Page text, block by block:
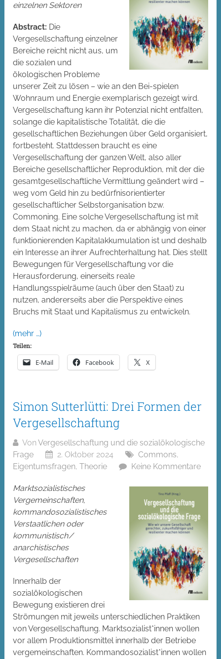
einzelnen Sektoren
Abstract: Die
Vergesellschaftung einzelner
Bereiche reicht nicht aus, um
die sozialen und
ökologischen Probleme
unserer Zeit zu lösen – wie an den Bei-spielen
Wohnraum und Energie exemplarisch gezeigt wird.
Vergesellschaftung kann ihr Potenzial nicht entfalten,
solange die kapitalistische Totalität, die die
gesellschaftlichen Beziehungen über Geld organisiert,
fortbesteht. Stattdessen braucht es eine
Vergesellschaftung der ganzen Welt, also aller
Bereiche gesellschaftlicher Reproduktion, mit der die
gesamtgesellschaftliche Vermittlung geändert wird –
weg vom Geld hin zu bedürfnisorientierter
gesellschaftlicher Selbstorganisation bzw.
Commoning. Eine solche Vergesellschaftung ist mit
dem Staat nicht zu machen, da er abhängig von einer
funktionierenden Kapitalakkumulation ist und deshalb
ein Interesse an ihrer Aufrechterhaltung hat. Dies stellt
Bewegungen für Vergesellschaftung vor die
Herausforderung, einerseits reale
Handlungsspielräume (auch über den Staat) zu
nutzen, andererseits aber die Perspektive eines
Bruchs mit Staat und Kapitalismus zu entwickeln.
(mehr …)
Teilen:
E-Mail Facebook X
Simon Sutterlütti: Drei Formen der
Vergesellschaftung
VonVergesellschaftung und die sozialökologische
Frage
2. Oktober 2024 Commons,
Eigentumsfragen,Theorie Keine Kommentare
Marktsozialistisches
Vergemeinschaften,
kommandosozialistisches
Verstaatlichen oder
kommunistisch /
anarchistisches
Vergesellschaften
Innerhalb der
sozialökologischen
Bewegung existieren drei
Strömungen mit jeweils unterschiedlichen Praktiken
von Vergesellschaftung. Marktsozialist*innen wollen
vor allem Produktionsmittel innerhalb der Betriebe
vergemeinschaften. Kommandosozialist*innen wollen